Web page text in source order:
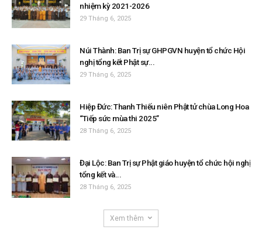
nhiệm kỳ 2021-2026
29 Tháng 6, 2025
Núi Thành: Ban Trị sự GHPGVN huyện tổ chức Hội
nghị tổng kết Phật sự...
29 Tháng 6, 2025
Hiệp Đức: Thanh Thiếu niên Phật tử chùa Long Hoa
“Tiếp sức mùa thi 2025”
28 Tháng 6, 2025
Đại Lộc: Ban Trị sự Phật giáo huyện tổ chức hội nghị
tổng kết và...
28 Tháng 6, 2025
Xem thêm